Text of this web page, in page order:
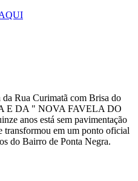
da Rua Curimatã com Brisa do
E DA " NOVA FAVELA DO
anos está sem pavimentação
transformou em um ponto oficial
do Bairro de Ponta Negra.